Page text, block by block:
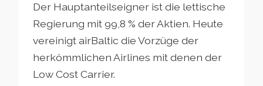
Der Hauptanteilseigner ist die lettische
Regierung mit 99,8 % der Aktien. Heute
vereinigt airBaltic die Vorzüge der
herkömmlichen Airlines mit denen der
Low Cost Carrier.